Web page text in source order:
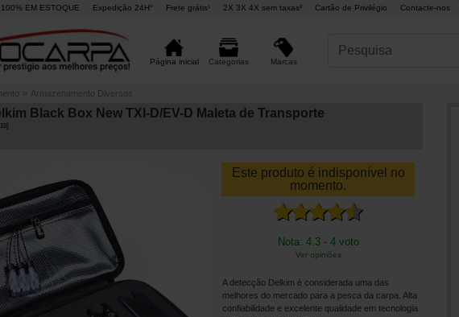
100% EM ESTOQUE Expedição 24H° Frete grátis¹ 2X 3X 4X sem taxas² Cartão de Privilégio Contacte-nos
Página inicial Categorias Marcas
» Armazenamento Diversos
Black Box New TXI-D/EV-D Maleta de Transporte
]
Este produto é indisponível no
momento.
Nota: 4.3 - 4 voto
Ver opiniões
A detecção Delkim é considerada uma das
melhores do mercado para a pesca da carpa. Alta
confiabilidade e excelente qualidade em tecnologia